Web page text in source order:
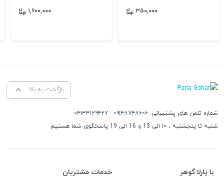
۳۵۰,۰۰۰ ۱,۶۰۰,۰۰۰
بازگشت به بالا
شماره تلفن های پشتیبانی: ۰۹۱۴۸۷۴۸۶۰۶ - ۰۴۱۳۳۱۲۹۴۲۷
شنبه تا پنجشنبه ، ۱۰ الی 13 و 16 الی 19 پاسخگوی شما هستیم
با پارلا گوهر خدمات مشتریان